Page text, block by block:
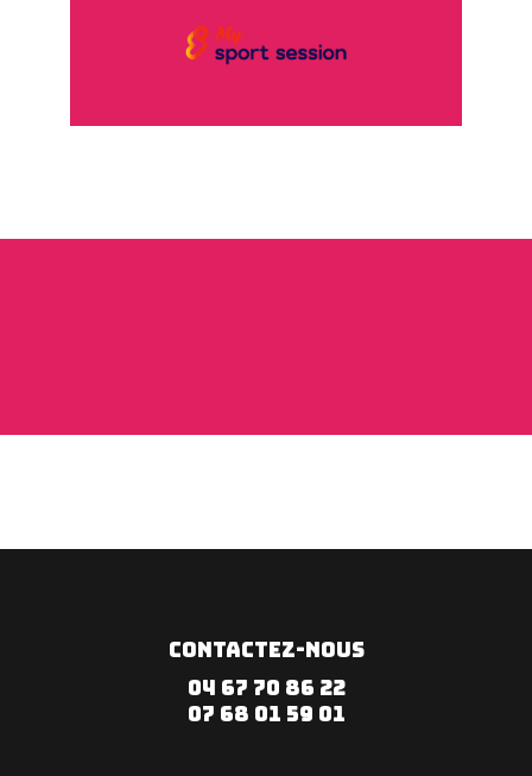
CONTACTEZ-NOUS
04 67 70 86 22
07 68 01 59 01